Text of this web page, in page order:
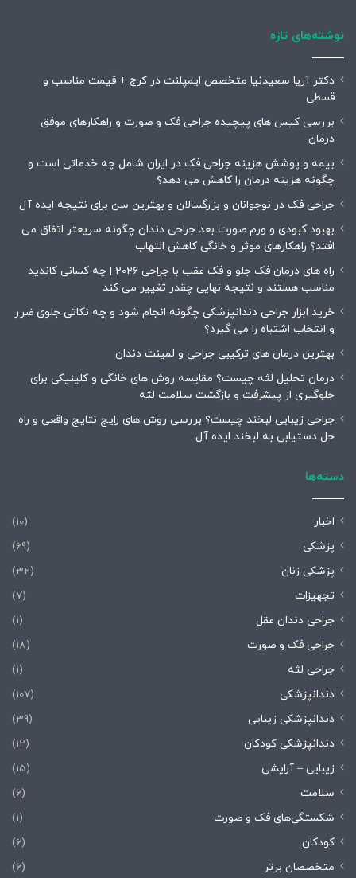
نوشته‌های تازه
دکتر آریا سعیدنیا متخصص ایمپلنت در کرج + قیمت مناسب و
قسطی
بررسی کیس های پیچیده جراحی فک و صورت و راهکارهای موفق
درمان
بیمه و پوشش هزینه جراحی فک در ایران شامل چه خدماتی است و
چگونه هزینه درمان را کاهش می دهد؟
جراحی فک در نوجوانان و بزرگسالان و بهترین سن برای نتیجه ایده آل
بهبود کبودی و ورم صورت بعد جراحی دندان چگونه سریعتر اتفاق می
افتد؟ راهکارهای موثر و خانگی کاهش التهاب
راه های درمان فک جلو و فک عقب با جراحی 2026 | چه کسانی کاندید
مناسب هستند و نتیجه نهایی چقدر تغییر می کند
خرید ابزار جراحی دندانپزشکی چگونه انجام شود و چه نکاتی جلوی ضرر
و انتخاب اشتباه را می گیرد؟
بهترین درمان های ترکیبی جراحی و لمینت دندان
درمان تحلیل لثه چیست؟ مقایسه روش های خانگی و کلینیکی برای
جلوگیری از پیشرفت و بازگشت سلامت لثه
جراحی زیبایی لبخند چیست؟ بررسی روش های رایج نتایج واقعی و راه
حل دستیابی به لبخند ایده آل
دسته‌ها
اخبار
(10)
پزشکی
(69)
پزشکی زنان
(32)
تجهیزات
(7)
جراحی دندان عقل
(1)
جراحی فک و صورت
(18)
جراحی لثه
(1)
دندانپزشکی
(107)
دندانپزشکی زیبایی
(39)
دندانپزشکی کودکان
(12)
زیبایی – آرایشی
(15)
سلامت
(6)
شکستگی‌های فک و صورت
(1)
کودکان
(6)
متخصصان برتر
(6)